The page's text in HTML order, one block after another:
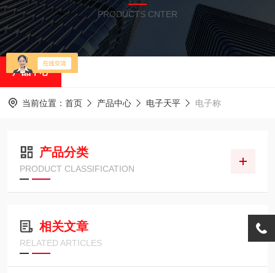
PRODUCTS CNTER
产品中心
当前位置： 首页 产品中心 电子天平 电子称
产品分类
PRODUCT CLASSIFICATION
相关文章
RELATED ARTICLES